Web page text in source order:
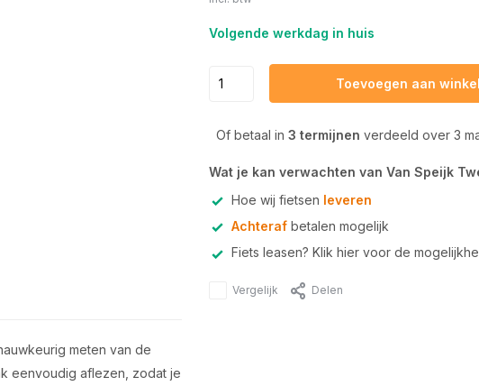
meten van de
eenvoudig aflezen, zodat je
Volgende werkdag in huis
Toevoegen aan
Of betaal in 3 termijnen verdeeld over 3
Wat je kan verwachten van Van Speijk
Hoe wij fietsen leveren
Achterafbetalen mogelijk
Fiets leasen? Klik hier voor de
Vergelijk Delen